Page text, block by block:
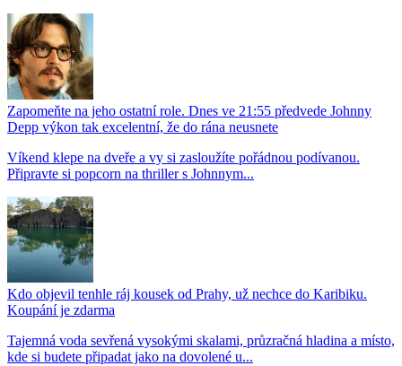
Zapomeňte na jeho ostatní role. Dnes ve 21:55 předvede Johnny
Depp výkon tak excelentní, že do rána neusnete
Víkend klepe na dveře a vy si zasloužíte pořádnou podívanou.
Připravte si popcorn na thriller s Johnnym...
Kdo objevil tenhle ráj kousek od Prahy, už nechce do Karibiku.
Koupání je zdarma
Tajemná voda sevřená vysokými skalami, průzračná hladina a místo,
kde si budete připadat jako na dovolené u...